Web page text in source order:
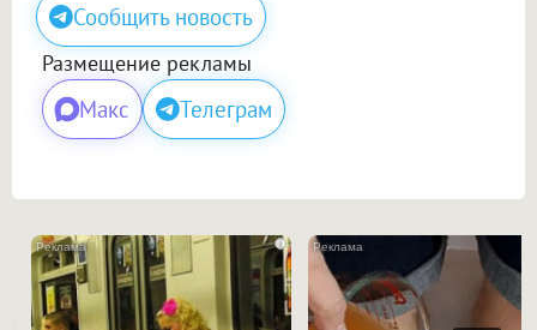
Сообщить новость
Размещение рекламы
Макс Телеграм
i